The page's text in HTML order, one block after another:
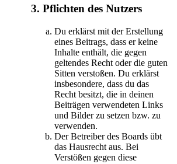
3. Pflichten des Nutzers
Du erklärst mit der Erstellung
eines Beitrags, dass er keine
Inhalte enthält, die gegen
geltendes Recht oder die guten
Sitten verstoßen. Du erklärst
insbesondere, dass du das
Recht besitzt, die in deinen
Beiträgen verwendeten Links
und Bilder zu setzen bzw. zu
verwenden.
Der Betreiber des Boards übt
das Hausrecht aus. Bei
Verstößen gegen diese